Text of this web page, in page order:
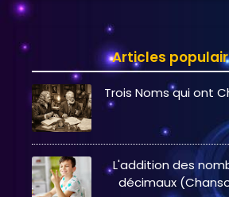
Articles
Trois Noms qui ont
L'addition des
décimaux